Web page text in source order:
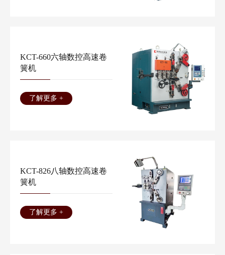
KCT-660六轴数控高速卷
簧机
了解更多 +
KCT-826八轴数控高速卷
簧机
了解更多 +